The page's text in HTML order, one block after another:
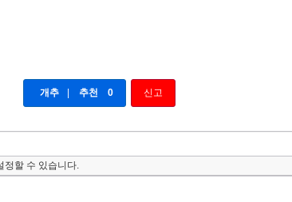
개추 추천 0 신고
정할 수 있습니다.